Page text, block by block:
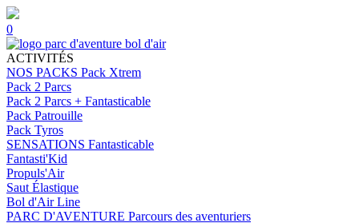
0
ACTIVITÉS
NOS PACKS Pack Xtrem
Pack 2 Parcs
Pack 2 Parcs + Fantasticable
Pack Patrouille
Pack Tyros
SENSATIONS Fantasticable
Fantasti'Kid
Propuls'Air
Saut Élastique
Bol d'Air Line
PARC D'AVENTURE Parcours des aventuriers